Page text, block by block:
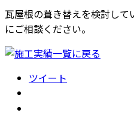
瓦屋根の葺き替えを検討し
にご相談ください。
ツイート